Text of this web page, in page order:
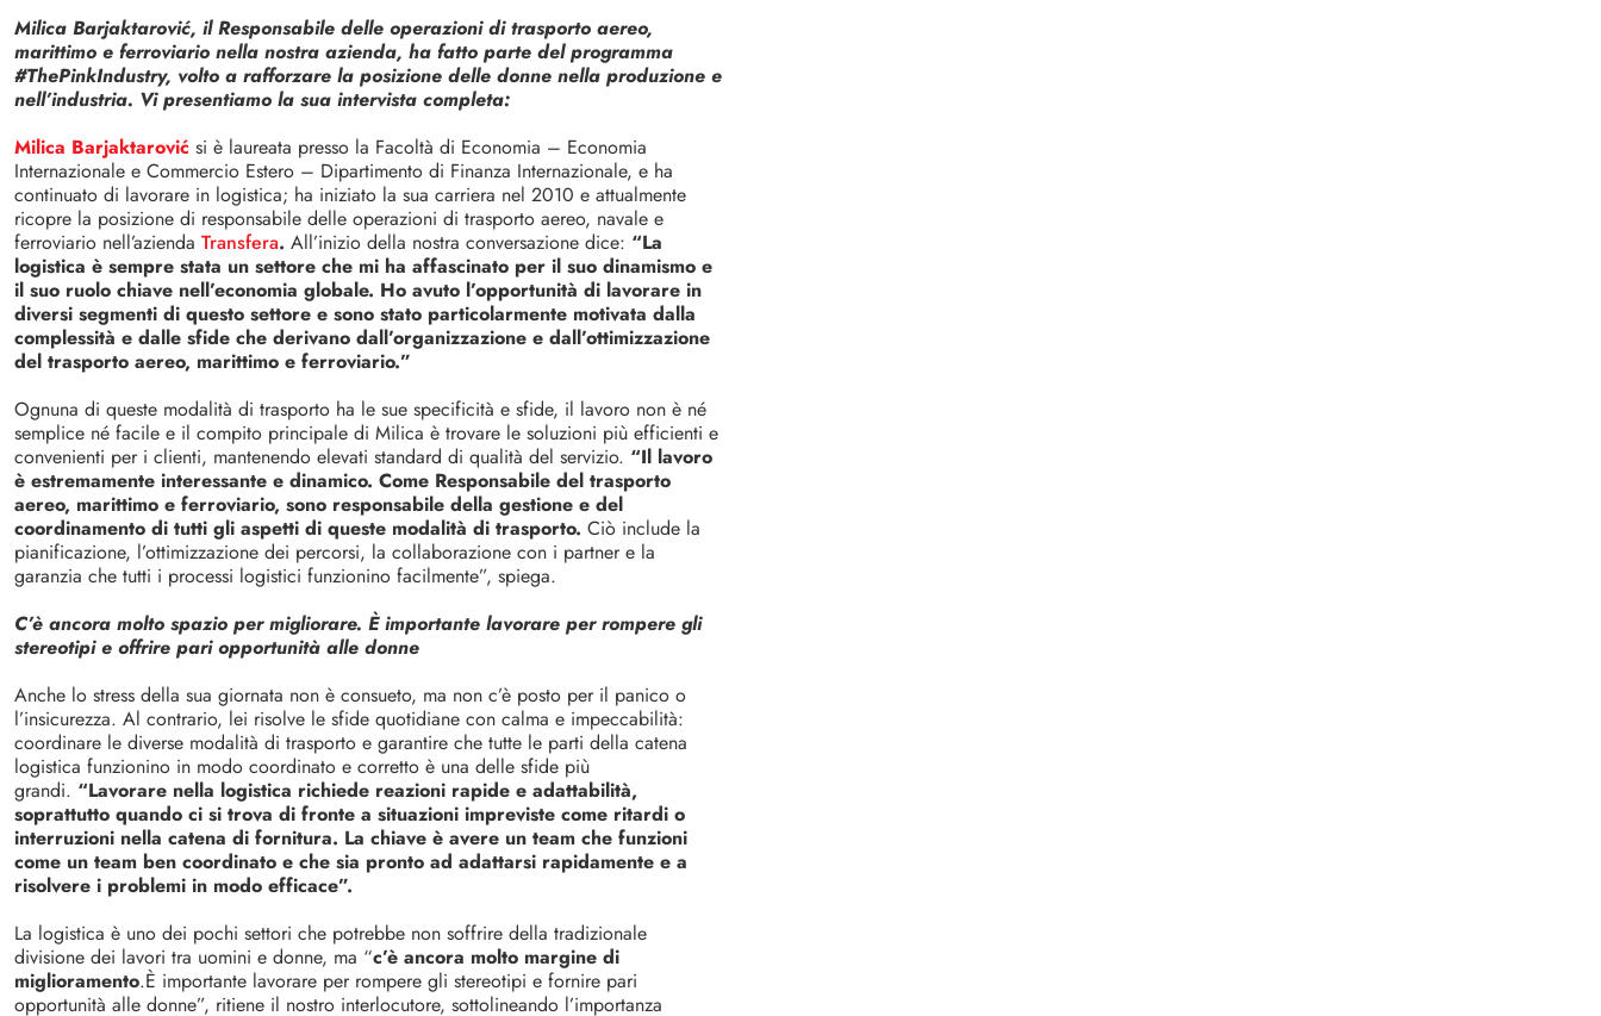
Milica Barjaktarović, il Responsabile delle operazioni di trasporto aereo,
marittimo e ferroviario nella nostra azienda, ha fatto parte del programma
#ThePinkIndustry, volto a rafforzare la posizione delle donne nella produzione e
nell’industria. Vi presentiamo la sua intervista completa:
Milica Barjaktarović si è laureata presso la Facoltà di Economia – Economia
Internazionale e Commercio Estero – Dipartimento di Finanza Internazionale, e ha
continuato di lavorare in logistica; ha iniziato la sua carriera nel 2010 e attualmente
ricopre la posizione di responsabile delle operazioni di trasporto aereo, navale e
ferroviario nell’azienda Transfera. All’inizio della nostra conversazione dice: “La
logistica è sempre stata un settore che mi ha affascinato per il suo dinamismo e
il suo ruolo chiave nell’economia globale. Ho avuto l’opportunità di lavorare in
diversi segmenti di questo settore e sono stato particolarmente motivata dalla
complessità e dalle sfide che derivano dall’organizzazione e dall’ottimizzazione
del trasporto aereo, marittimo e ferroviario.”
Ognuna di queste modalità di trasporto ha le sue specificità e sfide, il lavoro non è né
semplice né facile e il compito principale di Milica è trovare le soluzioni più efficienti e
convenienti per i clienti, mantenendo elevati standard di qualità del servizio. “Il lavoro
è estremamente interessante e dinamico. Come Responsabile del trasporto
aereo, marittimo e ferroviario, sono responsabile della gestione e del
coordinamento di tutti gli aspetti di queste modalità di trasporto. Ciò include la
pianificazione, l’ottimizzazione dei percorsi, la collaborazione con i partner e la
garanzia che tutti i processi logistici funzionino facilmente”, spiega.
C’è ancora molto spazio per migliorare. È importante lavorare per rompere gli
stereotipi e offrire pari opportunità alle donne
Anche lo stress della sua giornata non è consueto, ma non c’è posto per il panico o
l’insicurezza. Al contrario, lei risolve le sfide quotidiane con calma e impeccabilità:
coordinare le diverse modalità di trasporto e garantire che tutte le parti della catena
logistica funzionino in modo coordinato e corretto è una delle sfide più
grandi. “Lavorare nella logistica richiede reazioni rapide e adattabilità,
soprattutto quando ci si trova di fronte a situazioni impreviste come ritardi o
interruzioni nella catena di fornitura. La chiave è avere un team che funzioni
come un team ben coordinato e che sia pronto ad adattarsi rapidamente e a
risolvere i problemi in modo efficace”.
La logistica è uno dei pochi settori che potrebbe non soffrire della tradizionale
divisione dei lavori tra uomini e donne, ma “c’è ancora molto margine di
miglioramento.È importante lavorare per rompere gli stereotipi e fornire pari
opportunità alle donne”, ritiene il nostro interlocutore, sottolineando l’importanza